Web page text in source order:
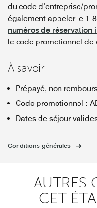
du code d’entreprise/
également appeler le 1-
numéros de réservation
le code promotionnel de
À savoir
Prépayé, non
Code promotionnel :
Dates de séjour
Conditions générales
AUTRES
CET